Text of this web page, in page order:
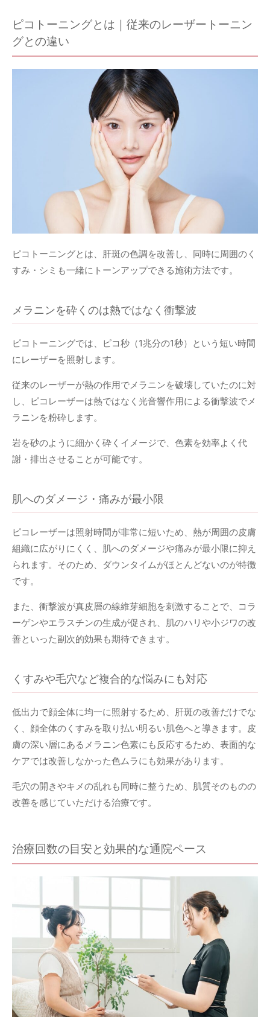
ピコトーニングとは｜従来のレーザートーニン
グとの違い
ピコトーニングとは、肝斑の色調を改善し、同時に周囲のく
すみ・シミも一緒にトーンアップできる施術方法です。
メラニンを砕くのは熱ではなく衝撃波
ピコトーニングでは、ピコ秒（1兆分の1秒）という短い時間
にレーザーを照射します。
従来のレーザーが熱の作用でメラニンを破壊していたのに対
し、ピコレーザーは熱ではなく光音響作用による衝撃波でメ
ラニンを粉砕します。
岩を砂のように細かく砕くイメージで、色素を効率よく代
謝・排出させることが可能です。
肌へのダメージ・痛みが最小限
ピコレーザーは照射時間が非常に短いため、熱が周囲の皮膚
組織に広がりにくく、肌へのダメージや痛みが最小限に抑え
られます。そのため、ダウンタイムがほとんどないのが特徴
です。
また、衝撃波が真皮層の線維芽細胞を刺激することで、コラ
ーゲンやエラスチンの生成が促され、肌のハリや小ジワの改
善といった副次的効果も期待できます。
くすみや毛穴など複合的な悩みにも対応
低出力で顔全体に均一に照射するため、肝斑の改善だけでな
く、顔全体のくすみを取り払い明るい肌色へと導きます。皮
膚の深い層にあるメラニン色素にも反応するため、表面的な
ケアでは改善しなかった色ムラにも効果があります。
毛穴の開きやキメの乱れも同時に整うため、肌質そのものの
改善を感じていただける治療です。
治療回数の目安と効果的な通院ペース